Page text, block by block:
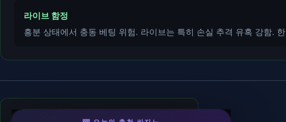
라이브 함정
흥분 상태에서 충동 베팅 위험. 라이브는 특히 손실 추격 유혹 강함.
라이징슬롯 - 슬롯